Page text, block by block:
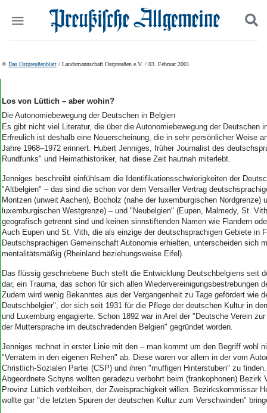
Start
Wer wir sind
Aktuelle Ausgabe
Abonnenten-Login
Abonnent werden
Abo Prämien
Archiv
Mediadaten
Politik
Panorama
Gesellschaft
Leben
Geschichte
Ostpreußen
Berlin-Brandenburg
Schlesien
Danzig und Westpreußen
Bücher
Kontakt
Impressum
Datenschutz
Suchen und finden
© Das Ostpreußenblatt / Landsmannschaft Ostpreußen e.V. / 03. Februar 2001
Los von Lüttich – aber wohin?
Die Autonomiebewegung der Deutschen in Belgien
Es gibt nicht viel Literatur, die über die Autonomiebewegung der Deutschen
Erfreulich ist deshalb eine Neuerscheinung, die in sehr persönlicher Weise
Jahre 1968–1972 erinnert. Hubert Jenniges, früher Journalist des
Rundfunks" und Heimathistoriker, hat diese Zeit hautnah miterlebt.
Jenniges beschreibt einfühlsam die Identifikationsschwierigkeiten der
"Altbelgien" – das sind die schon vor dem Versailler Vertrag
Montzen (unweit Aachen), Bocholz (nahe der luxemburgischen Nordgrenze)
luxemburgischen Westgrenze) – und "Neubelgien" (Eupen, Malmedy, St.
geografisch getrennt sind und keinen sinnstiftenden Namen wie Flandern
Auch Eupen und St. Vith, die als einzige der deutschsprachigen Gebiete in
Deutschsprachigen Gemeinschaft Autonomie erhielten, unterscheiden sich
mentalitätsmäßig (Rheinland beziehungsweise Eifel).
Das flüssig geschriebene Buch stellt die Entwicklung Deutschbelgiens seit
dar, ein Trauma, das schon für sich allen Wiedervereinigungsbestrebungen
Zudem wird wenig Bekanntes aus der Vergangenheit zu Tage gefördert wie
Deutschbelgier", der sich seit 1931 für die Pflege der deutschen Kultur in
und Luxemburg engagierte. Schon 1892 war in Arel der "Deutsche Verein
der Muttersprache im deutschredenden Belgien" gegründet worden.
Jenniges rechnet in erster Linie mit den – man kommt um den Begriff wohl
"Verrätern in den eigenen Reihen" ab. Diese waren vor allem in der vom
Christlich-Sozialen Partei (CSP) und ihren "muffigen Hinterstuben" zu
Abgeordnete Schyns wollten geradezu verbohrt beim (frankophonen) Bezirk
Provinz Lüttich verbleiben, der Zweisprachigkeit willen. Bezirkskommissar
wollte gar "die letzten Spuren der deutschen Kultur zum Verschwinden"